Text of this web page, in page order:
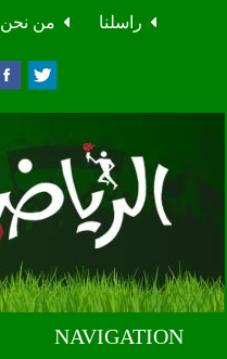
من نحن راسلنا
NAVIGATION